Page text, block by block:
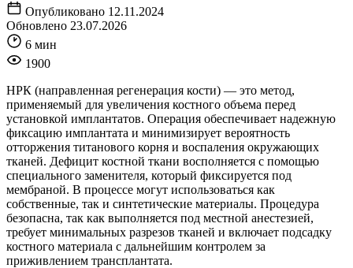
Опубликовано 12.11.2024
Обновлено 23.07.2026
6 мин
1900
НРК (направленная регенерация кости) — это метод,
применяемый для увеличения костного объема перед
установкой имплантатов. Операция обеспечивает надежную
фиксацию имплантата и минимизирует вероятность
отторжения титанового корня и воспаления окружающих
тканей. Дефицит костной ткани восполняется с помощью
специального заменителя, который фиксируется под
мембраной. В процессе могут использоваться как
собственные, так и синтетические материалы. Процедура
безопасна, так как выполняется под местной анестезией,
требует минимальных разрезов тканей и включает подсадку
костного материала с дальнейшим контролем за
приживлением трансплантата.